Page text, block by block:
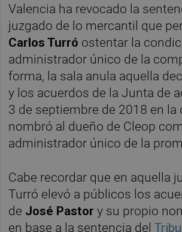
Valencia ha revocado la
juzgado de lo mercantil que
Carlos Turró ostentar la
administrador único de la
forma, la sala anula aquella
y los acuerdos de la Junta de
3 de septiembre de 2018 en la
nombró al dueño de Cleop
administrador único de la
Cabe recordar que en aquella
Turró elevó a públicos los
de José Pastor y su propio
en base a la sentencia del